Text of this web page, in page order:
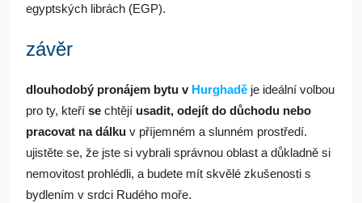
egyptských librách (EGP).
závěr
dlouhodobý pronájem bytu vHurghadě je ideální volbou
pro ty, kteří se chtějí usadit, odejít do důchodu nebo
pracovat na dálku v příjemném a slunném prostředí.
ujistěte se, že jste si vybrali správnou oblast a důkladně si
nemovitost prohlédli, a budete mít skvělé zkušenosti s
bydlením v srdci Rudého moře.